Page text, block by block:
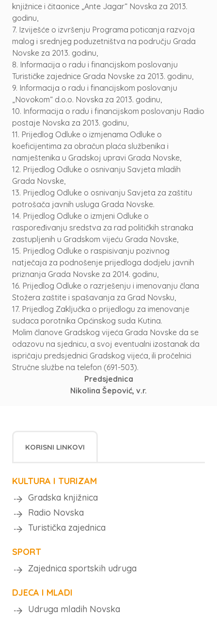
knjižnice i čitaonice „Ante Jagar“ Novska za 2013.
godinu,
7. Izviješće o izvršenju Programa poticanja razvoja
malog i srednjeg poduzetništva na području Grada
Novske za 2013. godinu,
8. Informacija o radu i financijskom poslovanju
Turističke zajednice Grada Novske za 2013. godinu,
9. Informacija o radu i financijskom poslovanju
„Novokom“ d.o.o. Novska za 2013. godinu,
10. Informacija o radu i financijskom poslovanju Radio
postaje Novska za 2013. godinu,
11. Prijedlog Odluke o izmjenama Odluke o
koeficijentima za obračun plaća službenika i
namještenika u Gradskoj upravi Grada Novske,
12. Prijedlog Odluke o osnivanju Savjeta mladih
Grada Novske,
13. Prijedlog Odluke o osnivanju Savjeta za zaštitu
potrošača javnih usluga Grada Novske.
14. Prijedlog Odluke o izmjeni Odluke o
raspoređivanju sredstva za rad političkih stranaka
zastupljenih u Gradskom vijeću Grada Novske,
15. Prijedlog Odluke o raspisivanju pozivnog
natječaja za podnošenje prijedloga dodjelu javnih
priznanja Grada Novske za 2014. godinu,
16. Prijedlog Odluke o razrješenju i imenovanju člana
Stožera zaštite i spašavanja za Grad Novsku,
17. Prijedlog Zaključka o prijedlogu za imenovanje
sudaca porotnika Općinskog suda Kutina.
Molim članove Gradskog vijeća Grada Novske da se
odazovu na sjednicu, a svoj eventualni izostanak da
ispričaju predsjednici Gradskog vijeća, ili pročelnici
Stručne službe na telefon (691-503).
Predsjednica
Nikolina Šepović, v.r.
KORISNI LINKOVI
KULTURA I TURIZAM
Gradska knjižnica
Radio Novska
Turistička zajednica
SPORT
Zajednica sportskih udruga
DJECA I MLADI
Udruga mladih Novska